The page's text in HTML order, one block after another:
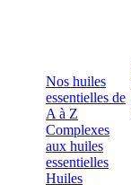
Nos huiles
essentielles de
A à Z
Complexes
aux huiles
essentielles
Huiles